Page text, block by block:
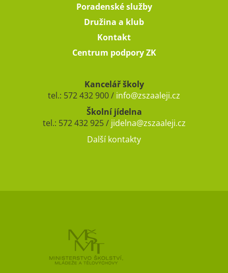
Poradenské služby
Družina a klub
Kontakt
Centrum podpory ZK
Kancelář školy
tel.: 572 432 900 / info@zszaaleji.cz
Školní jídelna
tel.: 572 432 925 / jidelna@zszaaleji.cz
Další kontakty